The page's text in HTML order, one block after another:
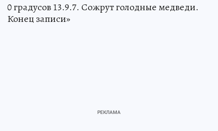
0 градусов 13.9.7. Сожрут голодные медведи.
Конец записи»